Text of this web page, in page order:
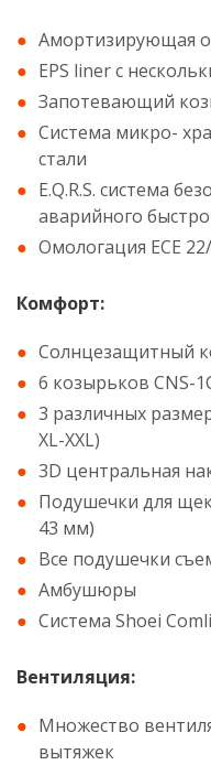
Амортизирующая
EPS liner с
Запотевающий
Система микро-
стали
E.Q.R.S. система
аварийного
Омологация ECE
Комфорт:
Солнцезащитный
6 козырьков CNS-
3 различных
XL-XXL)
3D центральная
Подушечки для
43 мм)
Все подушечки
Амбушюры
Система Shoei
Вентиляция:
Множество
вытяжек